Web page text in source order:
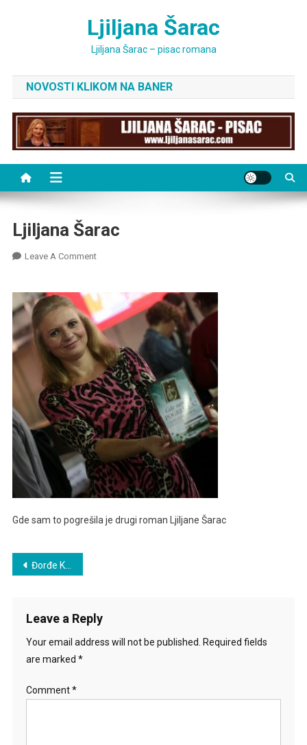
Ljiljana Šarac
Ljiljana Šarac – pisac romana
NOVOSTI KLIKOM NA BANER
Ljiljana Šarac
Leave A CommentOn
Gde sam to pogrešila je drugi roman Ljiljane Šarac
Post
Đorđe Karađorđević u Senkama i mom romanu
Leave a Reply
Your email address will not be published.
Required fields
are marked *
Comment*